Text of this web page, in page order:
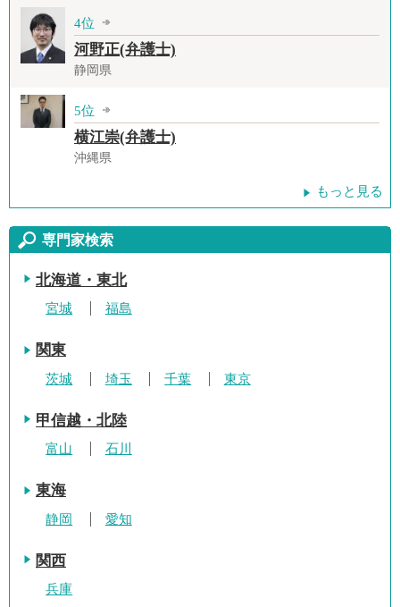
4位
河野正(弁護士)
静岡県
5位
横江崇(弁護士)
沖縄県
もっと見る
専門家検索
北海道・東北
宮城 福島
関東
茨城 埼玉 千葉 東京
甲信越・北陸
富山 石川
東海
静岡 愛知
関西
兵庫